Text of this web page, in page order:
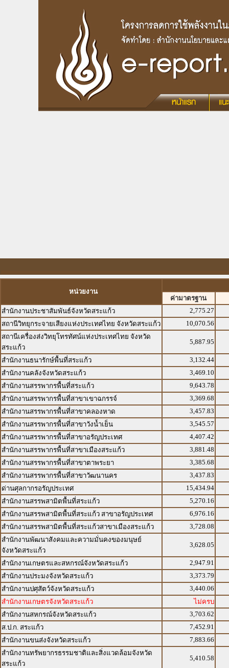
หน่วยงาน
ค่ามาตรฐาน
สำนักงานประชาสัมพันธ์จังหวัดสระแก้ว
2,775.27
สถานีวิทยุกระจายเสียงแห่งประเทศไทย จังหวัดสระแก้ว
10,070.56
สถานีเครื่องส่งวิทยุโทรทัศน์แห่งประเทศไทย จังหวัด
สระแก้ว
5,887.95
สำนักงานธนารักษ์พื้นที่สระแก้ว
3,132.44
สำนักงานคลังจังหวัดสระแก้ว
3,469.10
สำนักงานสรรพากรพื้นที่สระแก้ว
9,643.78
สำนักงานสรรพากรพื้นที่สาขาเขาฉกรรจ์
3,369.68
สำนักงานสรรพากรพื้นที่สาขาคลองหาด
3,457.83
สำนักงานสรรพากรพื้นที่สาขาวังน้ำเย็น
3,545.57
สำนักงานสรรพากรพื้นที่สาขาอรัญประเทศ
4,407.42
สำนักงานสรรพากรพื้นที่สาขาเมืองสระแก้ว
3,881.48
สำนักงานสรรพากรพื้นที่สาขาตาพระยา
3,385.68
สำนักงานสรรพากรพื้นที่สาขาวัฒนานคร
3,437.83
ด่านศุลกากรอรัญประเทศ
15,434.94
สำนักงานสรรพสามิตพื้นที่สระแก้ว
5,270.16
สำนักงานสรรพสามิตพื้นที่สระแก้ว สาขาอรัญประเทศ
6,976.16
สำนักงานสรรพสามิตพื้นที่สระแก้วสาขาเมืองสระแก้ว
3,728.08
สำนักงานพัฒนาสังคมและความมั่นคงของมนุษย์
จังหวัดสระแก้ว
3,628.05
สำนักงานเกษตรและสหกรณ์จังหวัดสระแก้ว
2,947.91
สำนักงานประมงจังหวัดสระแก้ว
3,373.79
สำนักงานปศุสัตว์จังหวัดสระแก้ว
3,440.06
สำนักงานเกษตรจังหวัดสระแก้ว
ไม่ครบ
สำนักงานสหกรณ์จังหวัดสระแก้ว
3,703.62
ส.ป.ก. สระแก้ว
7,452.91
สำนักงานขนส่งจังหวัดสระแก้ว
7,883.66
สำนักงานทรัพยากรธรรมชาติและสิ่งแวดล้อมจังหวัด
สระแก้ว
5,410.58